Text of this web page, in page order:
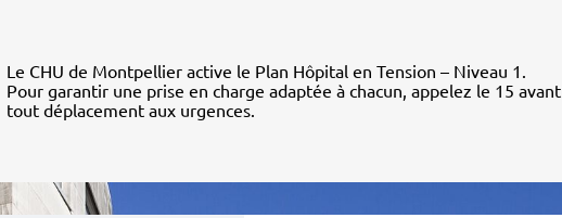
Le CHU de Montpellier active le Plan Hôpital en Tension – Niveau 1.
Pour garantir une prise en charge adaptée à chacun, appelez le 15 avant
tout déplacement aux urgences.